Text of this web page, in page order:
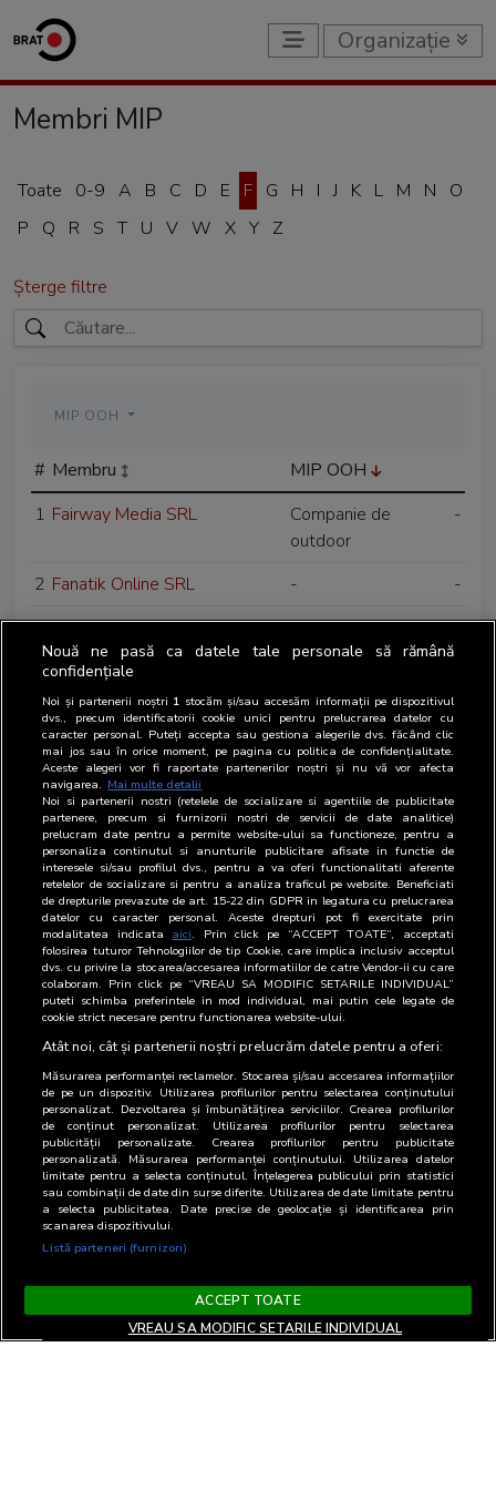
Organizație
Membri MIP
Toate 0-9 A B C D E F G H I J K L M N
O
P
Q R S T U V W X Y Z
Șterge filtre
MIP OOH
# Membru
MIP OOH
1 Fairway Media SRL
Companie de
outdoor
-
2 Fanatik Online SRL -
-
3 FCR Media On Line SRL -
-
4 Finzoom Financial Services
SRL
5 Fokus Digital Services SRL -
Nouă ne pasă ca datele tale personale să rămână
confidențiale
Noi și partenerii noștri 1 stocăm și/sau accesăm informații pe dispozitivul
dvs., precum identificatorii cookie unici pentru prelucrarea datelor cu
caracter personal. Puteți accepta sau gestiona alegerile dvs. făcând clic
mai jos sau în orice moment, pe pagina cu politica de confidențialitate.
Aceste alegeri vor fi raportate partenerilor noștri și nu vă vor afecta
navigarea. Mai multe detalii
Noi si partenerii nostri (retelele de socializare si agentiile de publicitate
partenere, precum si furnizorii nostri de servicii de date analitice)
prelucram date pentru a permite website-ului sa functioneze, pentru a
personaliza continutul si anunturile publicitare afisate in functie de
interesele si/sau profilul dvs., pentru a va oferi functionalitati aferente
retelelor de socializare si pentru a analiza traficul pe website. Beneficiati
de drepturile prevazute de art. 15-22 din GDPR in legatura cu prelucrarea
datelor cu caracter personal. Aceste drepturi pot fi exercitate prin
modalitatea indicata aici. Prin click pe “ACCEPT TOATE”, acceptati
folosirea tuturor Tehnologiilor de tip Cookie, care implica inclusiv acceptul
dvs. cu privire la stocarea/accesarea informatiilor de catre Vendor-ii cu care
colaboram. Prin click pe “VREAU SA MODIFIC SETARILE INDIVIDUAL”
puteti schimba preferintele in mod individual, mai putin cele legate de
cookie strict necesare pentru functionarea website-ului.
Atât noi, cât și partenerii noștri prelucrăm datele pentru a oferi:
Măsurarea performanței reclamelor. Stocarea și/sau accesarea informațiilor
de pe un dispozitiv. Utilizarea profilurilor pentru selectarea conținutului
personalizat. Dezvoltarea și îmbunătățirea serviciilor. Crearea profilurilor
de conținut personalizat. Utilizarea profilurilor pentru selectarea
publicității personalizate. Crearea profilurilor pentru publicitate
personalizată. Măsurarea performanței conținutului. Utilizarea datelor
limitate pentru a selecta conținutul. Înțelegerea publicului prin statistici
sau combinații de date din surse diferite. Utilizarea de date limitate pentru
a selecta publicitatea. Date precise de geolocație și identificarea prin
scanarea dispozitivului.
Listă parteneri (furnizori)
ACCEPT TOATE
VREAU SA MODIFIC SETARILE INDIVIDUAL